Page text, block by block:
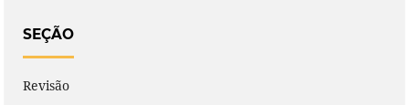
SEÇÃO
Revisão